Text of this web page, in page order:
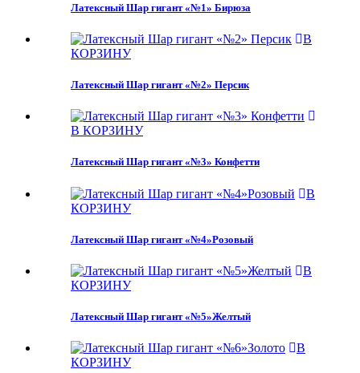
Латексный Шар гигант «№1» Бирюза
В
КОРЗИНУ
Латексный Шар гигант «№2» Персик
В КОРЗИНУ
Латексный Шар гигант «№3» Конфетти
В
КОРЗИНУ
Латексный Шар гигант «№4»Розовый
В
КОРЗИНУ
Латексный Шар гигант «№5»Желтый
В
КОРЗИНУ